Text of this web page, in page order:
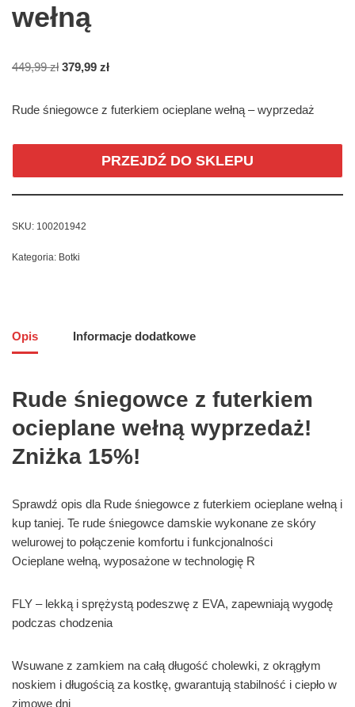
wełną
449,99zł 379,99 zł
Rude śniegowce z futerkiem ocieplane wełną – wyprzedaż
PRZEJDŹ DO SKLEPU
SKU: 100201942
Kategoria: Botki
Opis Informacje dodatkowe
Rude śniegowce z futerkiem
ocieplane wełną wyprzedaż!
Zniżka 15%!
Sprawdź opis dla Rude śniegowce z futerkiem ocieplane wełną i
kup taniej. Te rude śniegowce damskie wykonane ze skóry
welurowej to połączenie komfortu i funkcjonalności
Ocieplane wełną, wyposażone w technologię R
FLY – lekką i sprężystą podeszwę z EVA, zapewniają wygodę
podczas chodzenia
Wsuwane z zamkiem na całą długość cholewki, z okrągłym
noskiem i długością za kostkę, gwarantują stabilność i ciepło w
zimowe dni